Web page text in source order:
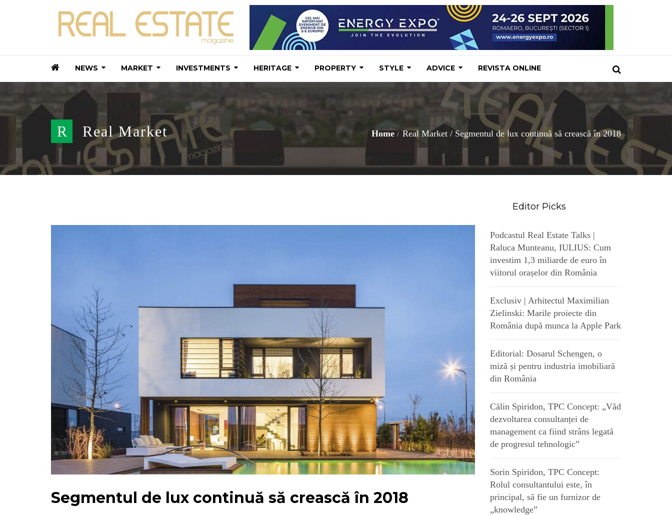
NEWS MARKET INVESTMENTS HERITAGE PROPERTY STYLE ADVICE REVISTA ONLINE
R Real Market Home Real Market / Segmentul de lux continuă să crească în 2018
Segmentul de lux continuă să crească în 2018
Editor Picks
Podcastul Real Estate Talks |
Raluca Munteanu, IULIUS: Cum
investim 1,3 miliarde de euro în
viitorul orașelor din România
Exclusiv | Arhitectul Maximilian
Zielinski: Marile proiecte din
România după munca la Apple Park
Editorial: Dosarul Schengen, o
miză și pentru industria imobiliară
din România
Călin Spiridon, TPC Concept: „Văd
dezvoltarea consultanței de
management ca fiind strâns legată
de progresul tehnologic”
Sorin Spiridon, TPC Concept:
Rolul consultantului este, în
principal, să fie un furnizor de
„knowledge”